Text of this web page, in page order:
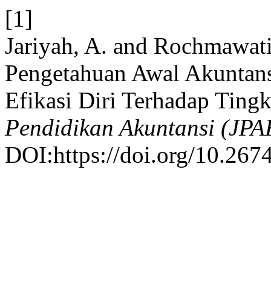
[1]
Jariyah, A. and
Pengetahuan Awal
Efikasi Diri Terhadap
Pendidikan Akuntansi
DOI:https://doi.org/